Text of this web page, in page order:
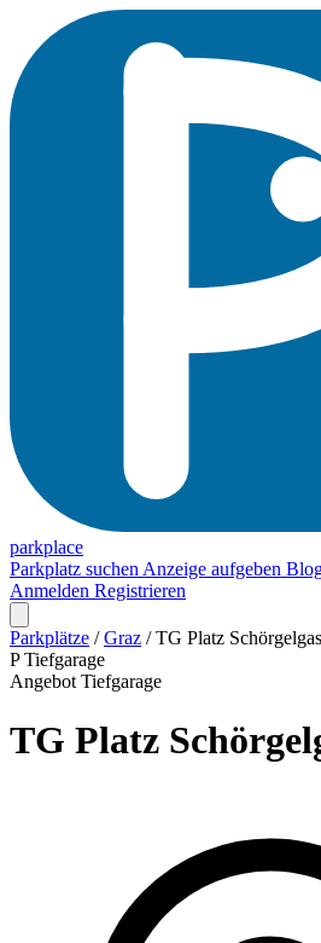
parkplace
Parkplatz suchen Anzeige aufgeben
Anmelden Registrieren
Parkplätze / Graz / TG Platz
P Tiefgarage
Angebot Tiefgarage
TG Platz